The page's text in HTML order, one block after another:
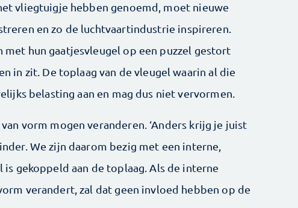
vliegtuigje hebben genoemd, moet nieuwe
en zo de luchtvaartindustrie ­inspireren.
hun gaatjesvleugel op een puzzel gestort
in zit. De toplaag van de vleugel waarin al die
belasting aan en mag dus niet ­vervormen.
vorm mogen veranderen. ‘Anders krijg je juist
We zijn daarom bezig met een interne,
gekoppeld aan de toplaag. Als de interne
verandert, zal dat geen invloed hebben op de